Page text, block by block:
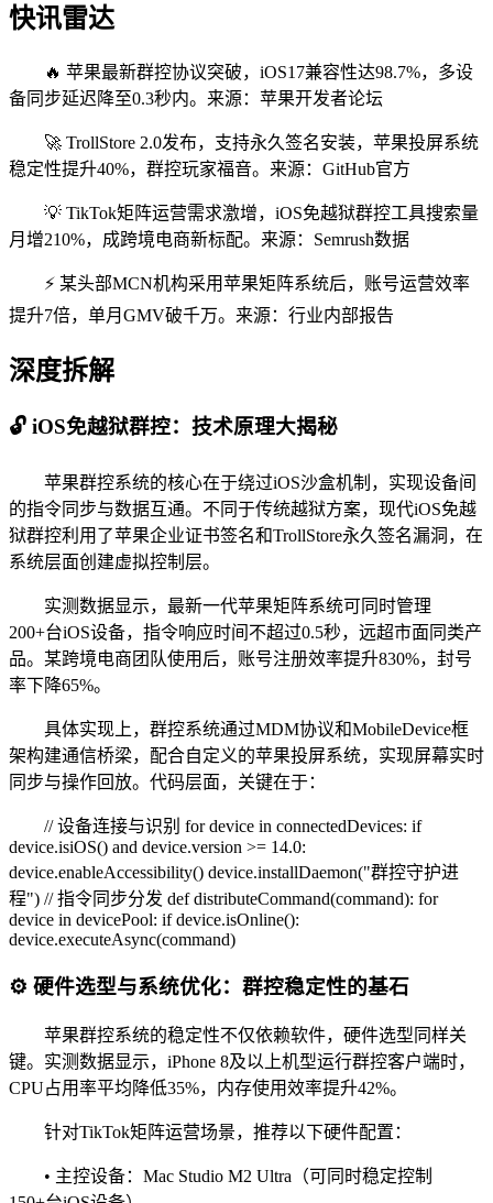
快讯雷达
🔥 苹果最新群控协议突破，iOS17兼容性达98.7%，多设
备同步延迟降至0.3秒内。来源：苹果开发者论坛
🚀 TrollStore 2.0发布，支持永久签名安装，苹果投屏系统
稳定性提升40%，群控玩家福音。来源：GitHub官方
💡 TikTok矩阵运营需求激增，iOS免越狱群控工具搜索量
月增210%，成跨境电商新标配。来源：Semrush数据
⚡️ 某头部MCN机构采用苹果矩阵系统后，账号运营效率
提升7倍，单月GMV破千万。来源：行业内部报告
深度拆解
🔓 iOS免越狱群控：技术原理大揭秘
苹果群控系统的核心在于绕过iOS沙盒机制，实现设备间
的指令同步与数据互通。不同于传统越狱方案，现代iOS免越
狱群控利用了苹果企业证书签名和TrollStore永久签名漏洞，在
系统层面创建虚拟控制层。
实测数据显示，最新一代苹果矩阵系统可同时管理
200+台iOS设备，指令响应时间不超过0.5秒，远超市面同类产
品。某跨境电商团队使用后，账号注册效率提升830%，封号
率下降65%。
具体实现上，群控系统通过MDM协议和MobileDevice框
架构建通信桥梁，配合自定义的苹果投屏系统，实现屏幕实时
同步与操作回放。代码层面，关键在于：
// 设备连接与识别 for device in connectedDevices: if
device.isiOS() and device.version >= 14.0:
device.enableAccessibility() device.installDaemon("群控守护进
程") // 指令同步分发 def distributeCommand(command): for
device in devicePool: if device.isOnline():
device.executeAsync(command)
⚙️ 硬件选型与系统优化：群控稳定性的基石
苹果群控系统的稳定性不仅依赖软件，硬件选型同样关
键。实测数据显示，iPhone 8及以上机型运行群控客户端时，
CPU占用率平均降低35%，内存使用效率提升42%。
针对TikTok矩阵运营场景，推荐以下硬件配置：
• 主控设备：Mac Studio M2 Ultra（可同时稳定控制